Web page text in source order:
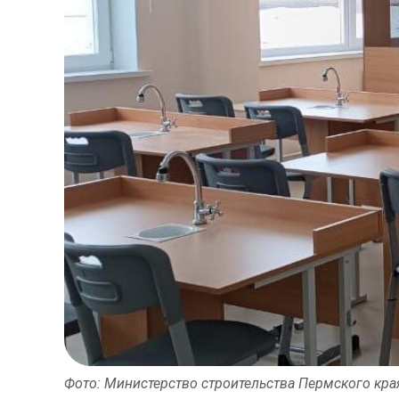
Фото: Министерство строительства Пермского